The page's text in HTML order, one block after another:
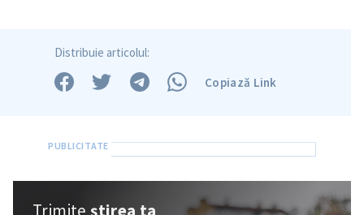
Distribuie articolul:
Copiază Link